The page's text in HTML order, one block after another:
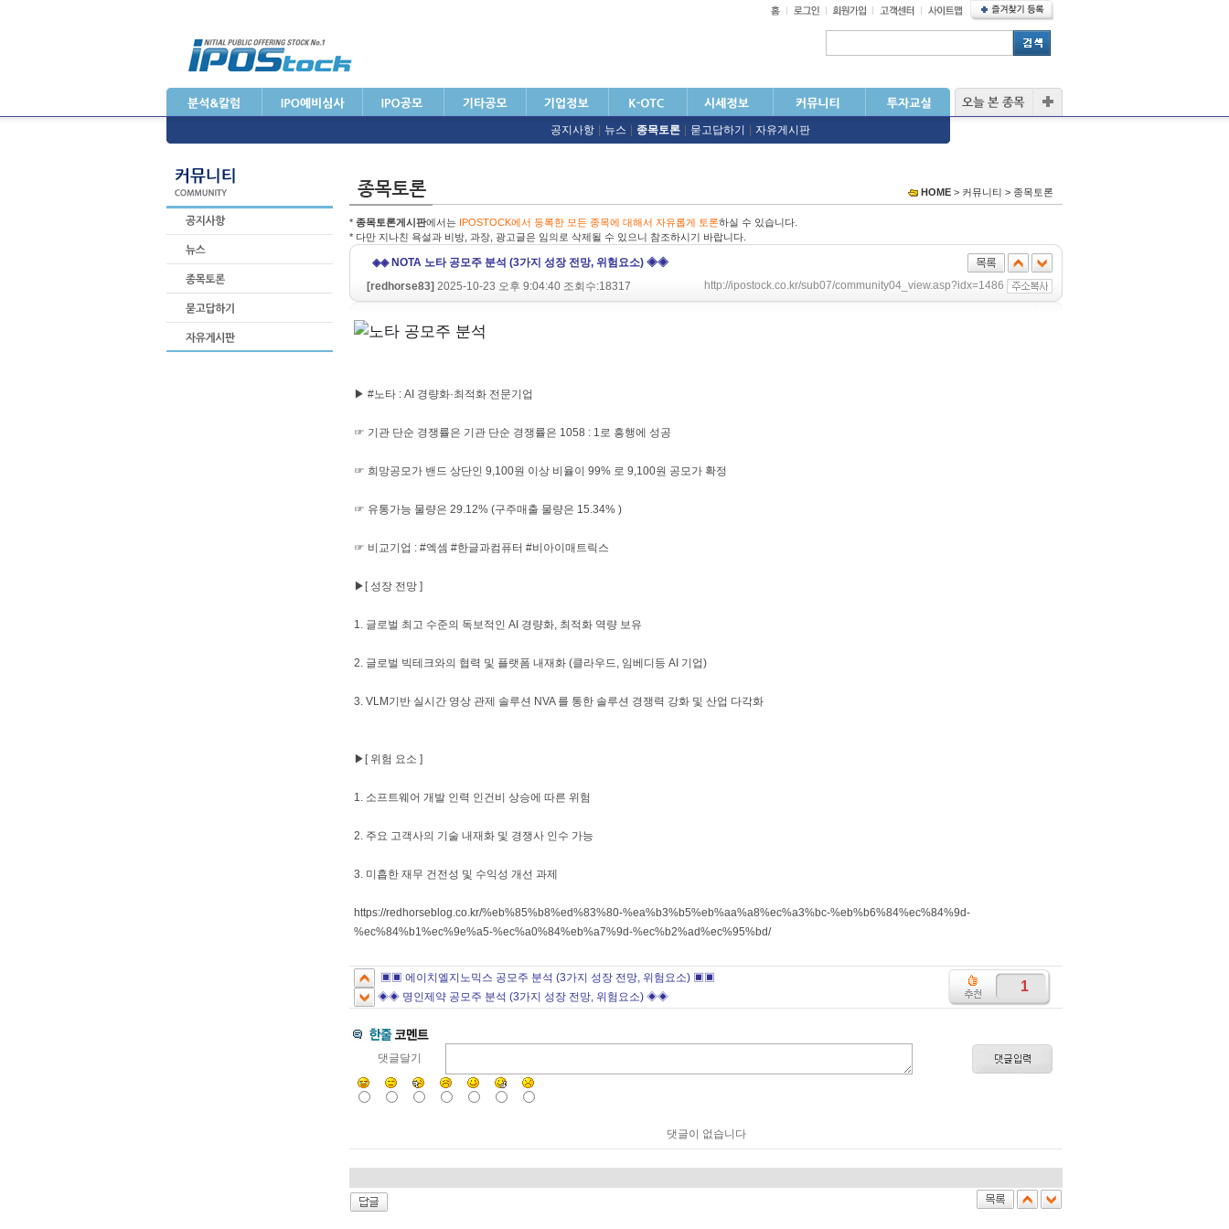
공지사항 뉴스 종목토론 묻고답하기 자유게시판
HOME > 커뮤니티 > 종목토론
* 종목토론게시판에서는 IPOSTOCK에서 등록한 모든 종목에 대해서 자유롭게 토론하실 수 있습니다.
* 다만 지나친 욕설과 비방, 과장, 광고글은 임의로 삭제될 수 있으니 참조하시기 바랍니다.
◈◈ NOTA 노타 공모주 분석 (3가지 성장 전망, 위험요소) ◈◈
[redhorse83] 2025-10-23 오후 9:04:40 조회수:18317 http://ipostock.co.kr/sub07/community04_view.asp?idx=1486
▶ #노타 : AI 경량화·최적화 전문기업
☞ 기관 단순 경쟁률은 기관 단순 경쟁률은 1058 : 1로 흥행에 성공
☞ 희망공모가 밴드 상단인 9,100원 이상 비율이 99% 로 9,100원 공모가 확정
☞ 유통가능 물량은 29.12% (구주매출 물량은 15.34% )
☞ 비교기업 : #엑셈 #한글과컴퓨터 #비아이매트릭스
▶[ 성장 전망 ]
1. 글로벌 최고 수준의 독보적인 AI 경량화, 최적화 역량 보유
2. 글로벌 빅테크와의 협력 및 플랫폼 내재화 (클라우드, 임베디등 AI 기업)
3. VLM기반 실시간 영상 관제 솔루션 NVA 를 통한 솔루션 경쟁력 강화 및 산업 다각화
▶[ 위험 요소 ]
1. 소프트웨어 개발 인력 인건비 상승에 따른 위험
2. 주요 고객사의 기술 내재화 및 경쟁사 인수 가능
3. 미흡한 재무 건전성 및 수익성 개선 과제
https://redhorseblog.co.kr/%eb%85%b8%ed%83%80-%ea%b3%b5%eb%aa%a8%ec%a3%bc-%eb%b6%84%ec%84%9d-
%ec%84%b1%ec%9e%a5-%ec%a0%84%eb%a7%9d-%ec%b2%ad%ec%95%bd/
▣▣ 에이치엘지노믹스 공모주 분석 (3가지 성장 전망, 위험요소) ▣▣
◈◈ 명인제약 공모주 분석 (3가지 성장 전망, 위험요소) ◈◈
1
댓글달기
댓글이 없습니다